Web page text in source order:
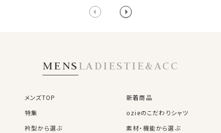
MENSLADIESTIE&ACC
メンズTOP
新着商品
特集
ozieのこだわりシャツ
衿型から選ぶ
素材・機能から選ぶ